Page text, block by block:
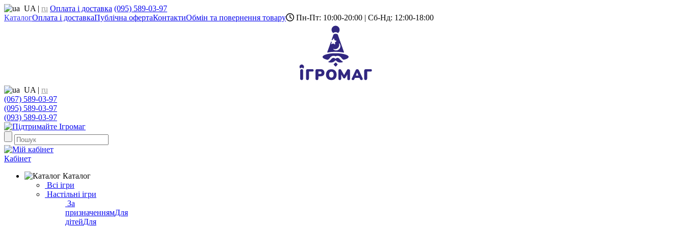
UA | ru Оплата і доставка (095) 589-03-97
КаталогОплата і доставкаПублічна офертаКонтактиОбмін та повернення товару Пн-Пт: 10:00-20:00 | Сб-Нд: 12:00-18:00
UA | ru
(067) 589-03-97
(095) 589-03-97
(093) 589-03-97
Кабінет
Каталог
Всі ігри
Настільні ігри
За
призначеннямДля
дітейДля